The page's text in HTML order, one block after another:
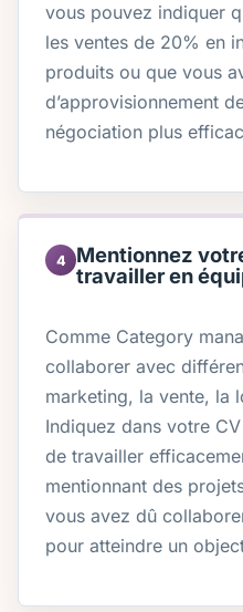
vous pouvez indiquer
les ventes de 20% en
produits ou que vous
d’approvisionnement
négociation plus
4
Mentionnez
travailler en
Comme Category
collaborer avec
marketing, la vente, la
Indiquez dans votre
de travailler
mentionnant des
vous avez dû
pour atteindre un